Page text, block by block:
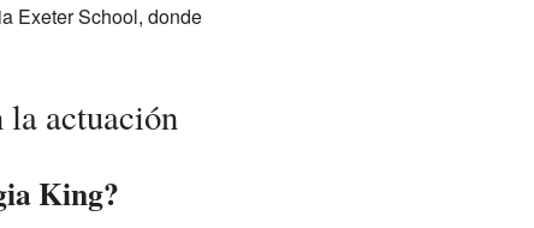
Exeter School, donde
actuación
King?